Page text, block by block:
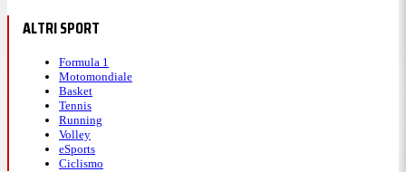
ALTRI SPORT
Formula 1
Motomondiale
Basket
Tennis
Running
Volley
eSports
Ciclismo